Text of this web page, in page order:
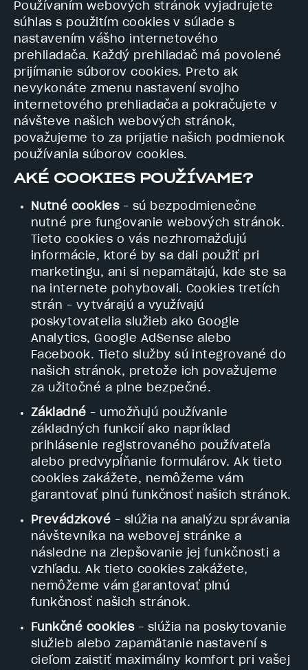
Používaním webových stránok vyjadrujete
súhlas s použitím cookies v súlade s
nastavením vášho internetového
prehliadača. Každý prehliadač má povolené
prijímanie súborov cookies. Preto ak
nevykonáte zmenu nastavení svojho
internetového prehliadača a pokračujete v
návšteve našich webových stránok,
považujeme to za prijatie našich podmienok
používania súborov cookies.
AKÉ COOKIES POUŽÍVAME?
Nutné cookies– sú bezpodmienečne
nutné pre fungovanie webových stránok.
Tieto cookies o vás nezhromažďujú
informácie, ktoré by sa dali použiť pri
marketingu, ani si nepamätajú, kde ste sa
na internete pohybovali. Cookies tretích
strán – vytvárajú a využívajú
poskytovatelia služieb ako Google
Analytics, Google AdSense alebo
Facebook. Tieto služby sú integrované do
našich stránok, pretože ich považujeme
za užitočné a plne bezpečné.
Základné – umožňujú používanie
základných funkcií ako napríklad
prihlásenie registrovaného používateľa
alebo predvypĺňanie formulárov. Ak tieto
cookies zakážete, nemôžeme vám
garantovať plnú funkčnosť našich stránok.
Prevádzkové – slúžia na analýzu správania
návštevníka na webovej stránke a
následne na zlepšovanie jej funkčnosti a
vzhľadu. Ak tieto cookies zakážete,
nemôžeme vám garantovať plnú
funkčnosť našich stránok.
Funkčné cookies– slúžia na poskytovanie
služieb alebo zapamätanie nastavení s
cieľom zaistiť maximálny komfort pri vašej